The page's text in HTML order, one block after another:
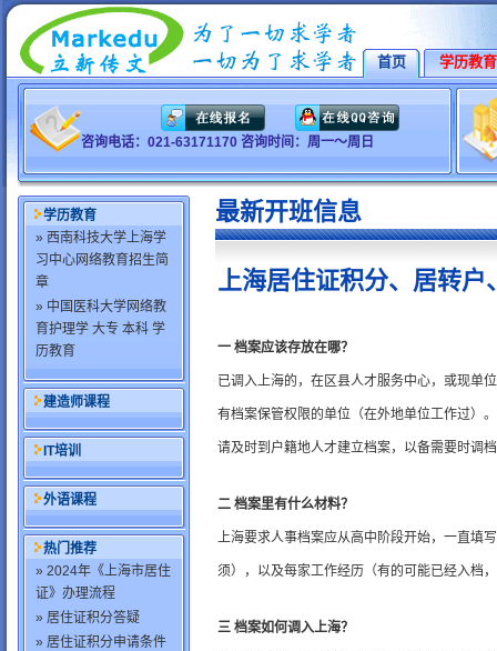
首页 学历教育
咨询电话：021-63171170 咨询时间：周一～周日
学历教育
» 西南科技大学上海学
习中心网络教育招生简
章
» 中国医科大学网络教
育护理学 大专 本科 学
历教育
建造师课程
IT培训
外语课程
热门推荐
» 2024年《上海市居住
证》办理流程
» 居住证积分答疑
» 居住证积分申请条件
最新开班信息
上海居住证积分、居转
一 档案应该存放在哪？
已调入上海的，在区县人才服务中心，或现单
有档案保管权限的单位（在外地单位工作过）
请及时到户籍地人才建立档案，以备需要时调
二 档案里有什么材料？
上海要求人事档案应从高中阶段开始，一直填
须），以及每家工作经历（有的可能已经入档
三 档案如何调入上海？